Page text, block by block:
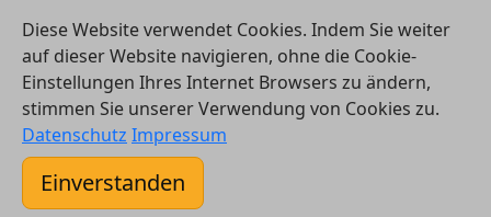
© 2026 Vergleichsrechner24 GmbH
Kontakt
Diese Website verwendet Cookies. Indem Sie weiter
auf dieser Website navigieren, ohne die Cookie-
Einstellungen Ihres Internet Browsers zu ändern,
stimmen Sie unserer Verwendung von Cookies zu.
Datenschutz Impressum
Einverstanden